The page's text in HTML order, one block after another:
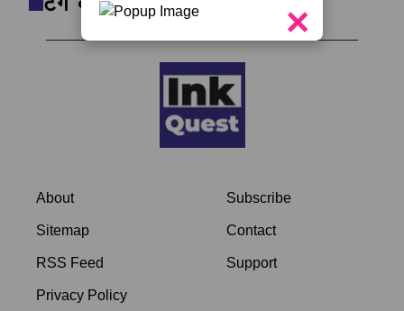
×
About
Sitemap
RSS Feed
Privacy Policy
Subscribe
Contact
Support